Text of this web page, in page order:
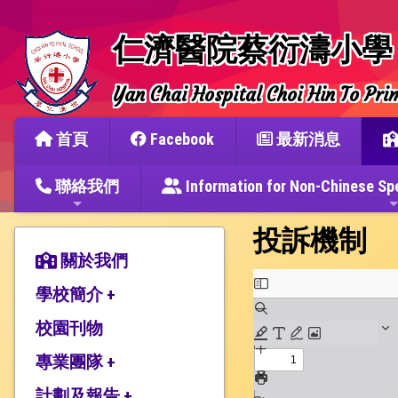
仁濟醫院蔡衍濤小學
Yan Chai Hospital Choi Hin To
首頁 Facebook 最新消息
聯絡我們 Information for Non-Chinese
關於我們
學校簡介 +
辦學宗旨與簡史
仁濟教育簡介
本校捐建人介紹
校園刊物
專業團隊 +
投訴機制